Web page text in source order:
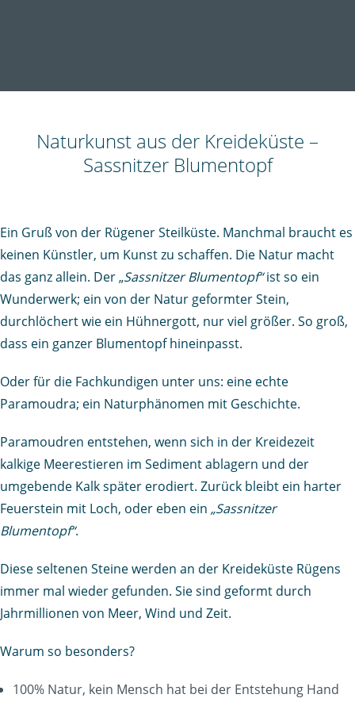
Naturkunst aus der Kreideküste –
Sassnitzer Blumentopf
Ein Gruß von der Rügener Steilküste. Manchmal braucht es
keinen Künstler, um Kunst zu schaffen. Die Natur macht
das ganz allein. Der „Sassnitzer Blumentopf“ist so ein
Wunderwerk; ein von der Natur geformter Stein,
durchlöchert wie ein Hühnergott, nur viel größer. So groß,
dass ein ganzer Blumentopf hineinpasst.
Oder für die Fachkundigen unter uns: eine echte
Paramoudra; ein Naturphänomen mit Geschichte.
Paramoudren entstehen, wenn sich in der Kreidezeit
kalkige Meerestieren im Sediment ablagern und der
umgebende Kalk später erodiert. Zurück bleibt ein harter
Feuerstein mit Loch, oder eben ein „Sassnitzer
Blumentopf“.
Diese seltenen Steine werden an der Kreideküste Rügens
immer mal wieder gefunden. Sie sind geformt durch
Jahrmillionen von Meer, Wind und Zeit.
Warum so besonders?
100% Natur, kein Mensch hat bei der Entstehung Hand